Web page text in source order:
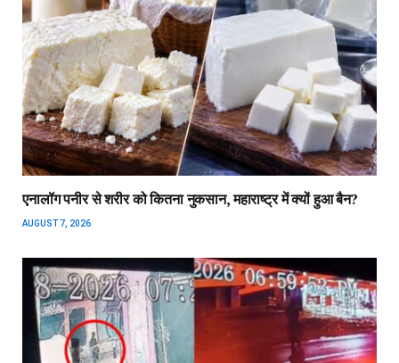
एनालॉग पनीर से शरीर को कितना नुकसान, महाराष्ट्र में क्यों हुआ बैन?
AUGUST 7, 2026